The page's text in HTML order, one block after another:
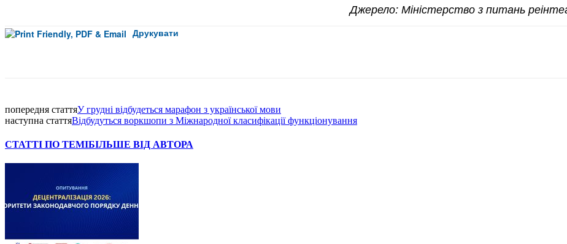
Джерело: Міністерство з питань
Друкувати
попередня статтяУ грудні відбудеться марафон з української мови
наступна статтяВідбудуться воркшопи з Міжнародної класифікації функціонування
СТАТТІ ПО ТЕМІБІЛЬШЕ ВІД АВТОРА